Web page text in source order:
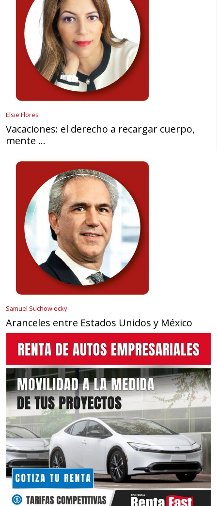
Elsie Flores
Vacaciones: el derecho a recargar cuerpo,
mente …
Samuel Suchowiecky
Aranceles entre Estados Unidos y México